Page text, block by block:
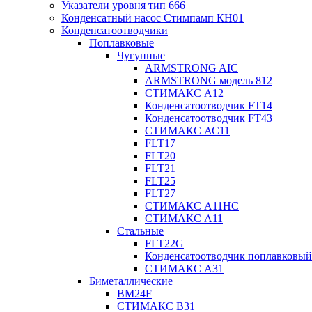
Указатели уровня тип 666
Конденсатный насос Стимпамп КН01
Конденсатоотводчики
Поплавковые
Чугунные
ARMSTRONG AIC
ARMSTRONG модель 812
СТИМАКС А12
Конденсатоотводчик FT14
Конденсатоотводчик FT43
СТИМАКС АС11
FLT17
FLT20
FLT21
FLT25
FLT27
СТИМАКС А11HC
СТИМАКС А11
Стальные
FLT22G
Конденсатоотводчик
СТИМАКС А31
Биметаллические
BM24F
СТИМАКС B31